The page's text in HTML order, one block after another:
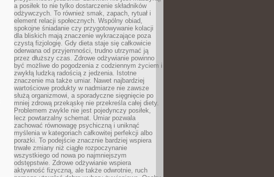
a posiłek to nie tylko dostarczenie składników
odżywczych. To również smak, zapach, rytuał i
element relacji społecznych. Wspólny obiad,
spokojne śniadanie czy przygotowywanie kolacji
dla bliskich mają znaczenie wykraczające poza
czystą fizjologię. Gdy dieta staje się całkowicie
oderwana od przyjemności, trudno utrzymać ją
przez dłuższy czas. Zdrowe odżywianie powinno
być możliwe do pogodzenia z codziennym życiem i
zwykłą ludzką radością z jedzenia. Istotne
znaczenie ma także umiar. Nawet najbardziej
wartościowe produkty w nadmiarze nie zawsze
służą organizmowi, a sporadyczne sięgnięcie po
mniej zdrową przekąskę nie przekreśla całej diety.
Problemem zwykle nie jest pojedynczy posiłek,
lecz powtarzalny schemat. Umiar pozwala
zachować równowagę psychiczną i uniknąć
myślenia w kategoriach całkowitej perfekcji albo
porażki. To podejście znacznie bardziej wspiera
trwałe zmiany niż ciągłe rozpoczynanie
wszystkiego od nowa po najmniejszym
odstępstwie. Zdrowe odżywianie wspiera
aktywność fizyczną, ale także odwrotnie, ruch